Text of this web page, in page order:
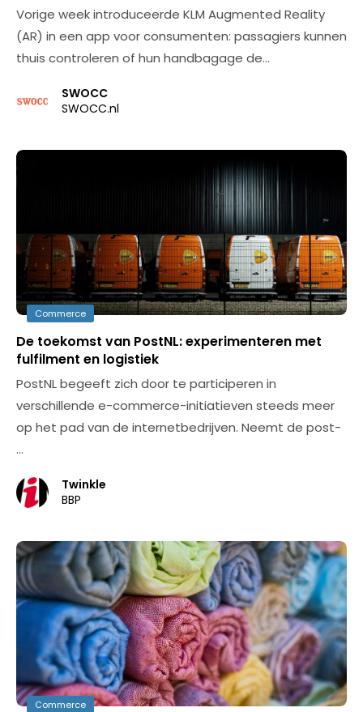
Vorige week introduceerde KLM Augmented Reality
(AR) in een app voor consumenten: passagiers kunnen
thuis controleren of hun handbagage de…
SWOCC
SWOCC.nl
Commerce
De toekomst van PostNL: experimenteren met
fulfilment en logistiek
PostNL begeeft zich door te participeren in
verschillende e-commerce-initiatieven steeds meer
op het pad van de internetbedrijven. Neemt de post-
…
Twinkle
BBP
Commerce